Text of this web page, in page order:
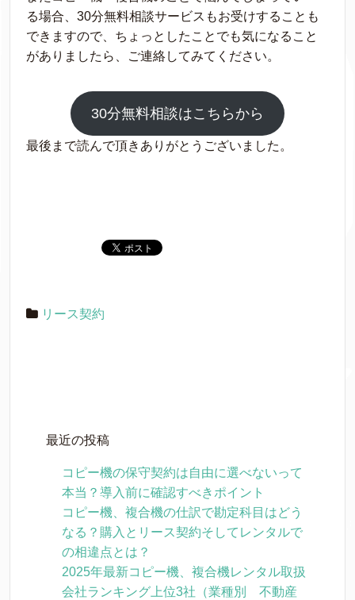
る場合、30分無料相談サービスもお受けすることも
できますので、 ちょっとしたことでも気になること
がありましたら、ご連絡してみてください。
30分無料相談はこちらから
最後まで読んで頂きありがとうございました。
リース契約
最近の投稿
コピー機の保守契約は自由に選べないって
本当？導入前に確認すべきポイント
コピー機、複合機の仕訳で勘定科目はどう
なる？購入とリース契約そしてレンタルで
の相違点とは？
2025年最新コピー機、複合機レンタル取扱
会社ランキング上位3社（業種別 不動産